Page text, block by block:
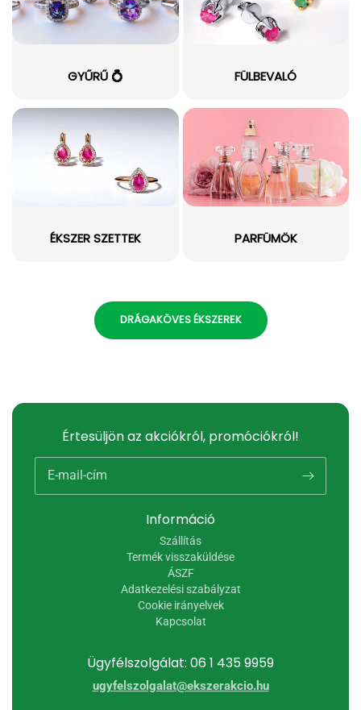
GYŰRŰ 💍 FÜLBEVALÓ
ÉKSZER SZETTEK PARFÜMÖK
DRÁGAKÖVES ÉKSZEREK
Ügyfélszolgálat: 06 1 435 9959
ugyfelszolgalat@ekszerakcio.hu
Információ
Szállítás
Termék visszaküldése
ÁSZF
Adatkezelési szabályzat
Cookie irányelvek
Kapcsolat
Értesüljön az akciókról, promóciókról!
E-mail-cím